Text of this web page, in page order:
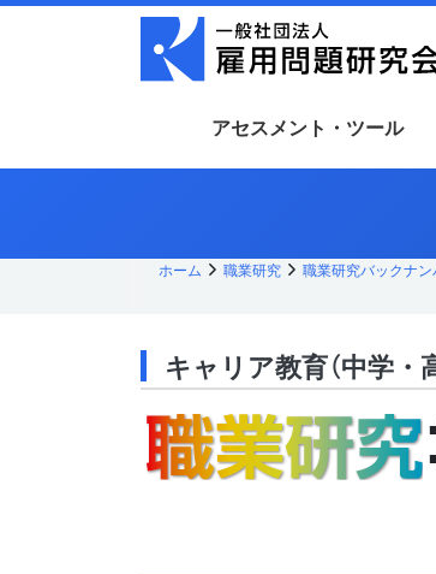
メ
へ
アセスメント・ツール
ホーム 職業研究 職業研究バックナ
キャリア教育（中学・